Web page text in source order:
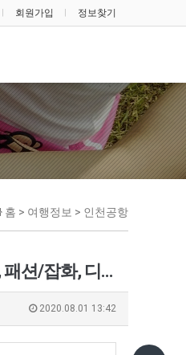
회원가입 정보찾기
홈 > 여행정보 > 인천공항
면세품인도장 / 스킨케어(화장품), 메이크업, 향수/바디/헤어, 가방/지갑, 시계/액세서리, 패션/잡화, 디지털/리빙, 식품 …
2020.08.01 13:42